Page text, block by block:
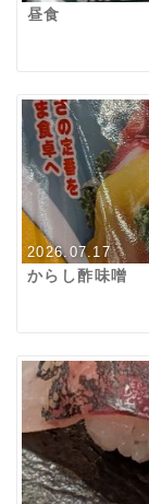
昼食
2026.07.17
からし酢味噌